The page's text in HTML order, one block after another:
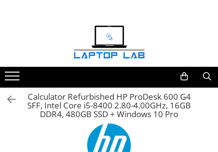
Mouseuri
Încărcătoare
Calculator Refurbished HP ProDesk 600 G4
SFF, Intel Core i5-8400 2.80-4.00GHz, 16GB
DDR4, 480GB SSD + Windows 10 Pro